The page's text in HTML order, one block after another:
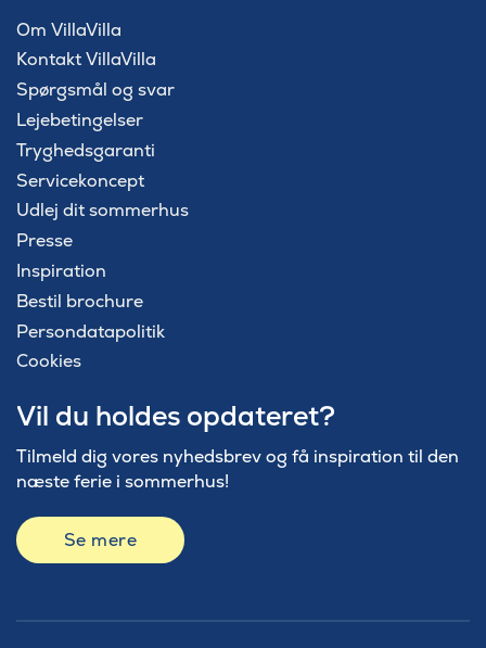
Om VillaVilla
Kontakt VillaVilla
Spørgsmål og svar
Lejebetingelser
Tryghedsgaranti
Servicekoncept
Udlej dit sommerhus
Presse
Inspiration
Bestil brochure
Persondatapolitik
Cookies
Vil du holdes opdateret?
Tilmeld dig vores nyhedsbrev og få inspiration til den
næste ferie i sommerhus!
Se mere